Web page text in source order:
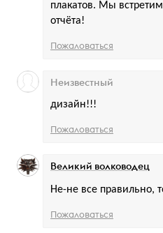
плакатов. Мы
отчёта!
Пожаловаться
дизайн!!!
Неизвестный
Пожаловаться
Не-не все правильно,
Великий волководец
Пожаловаться